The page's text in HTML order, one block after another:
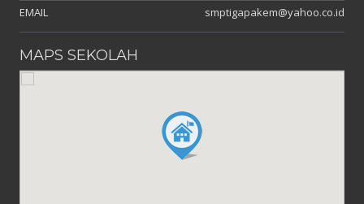
EMAIL
smptigapakem@yahoo.co.id
MAPS SEKOLAH